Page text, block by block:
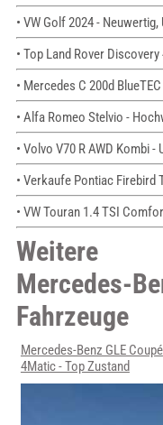
• VW Golf 2024 -
• Top Land Rover
• Mercedes C 200d
• Alfa Romeo Stelvio -
• Volvo V70 R AWD Kombi
• Verkaufe Pontiac Firebird
• VW Touran 1.4 TSI
Weitere
Mercedes-
Fahrzeuge
Mercedes-Benz GLE Coupé
4Matic - Top Zustand